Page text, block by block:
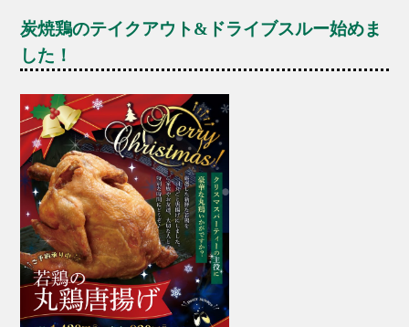
▶︎ミニ海鮮丼とミニうどんセット
1,230円（税込）
※写真は一例です。入荷状況により予告なく内容が
変わることがございます。ご了承ください。
※表示価格は税込です。
※ミニうどんはミニそばに変更が可能です。
※出前・お持ち帰りは、別途容器代をいただき
ます。
*～:+:～*～:+:～*～*～:+:～*～:+:～*～
■本店
☎︎0982-55-1222
〒883-0045日向市本町11-1 ルミエール日向1階
炭焼鶏のテイクアウト&ドライブスルー始めま
した！
尾鈴山の大自然で育った黒岩牧場の地鶏「土鶏」。
放し飼いで自由に運動をさせる独自の「黒岩養鶏
法」で鶏本来の美味しさを引き出し、しっかりとし
た歯応えの地鶏に仕上げています。うま味・風味が
濃く、適度な脂でしつこさを感じさせません。天然
塩で味付けし、高級備長炭で一気に焼き上げた自慢
の一品です。
財光寺店では、テイクアウトだけではなくドライブ
スルーでもご注文いただけます！